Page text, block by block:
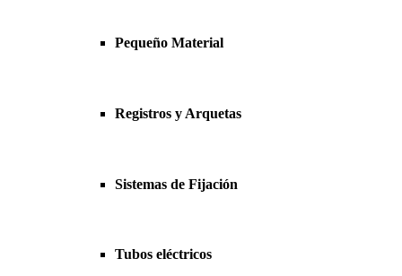
Pequeño Material
Registros y Arquetas
Sistemas de Fijación
Tubos eléctricos